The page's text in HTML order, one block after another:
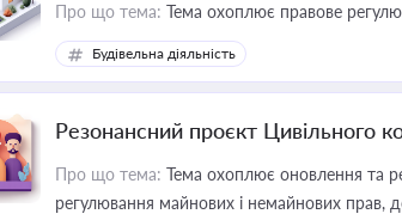
Про що тема: Тема охоплює правове
Будівельна діяльність
Резонансний проєкт Цивільного
Про що тема: Тема охоплює оновлення та
регулювання майнових і немайнових прав,